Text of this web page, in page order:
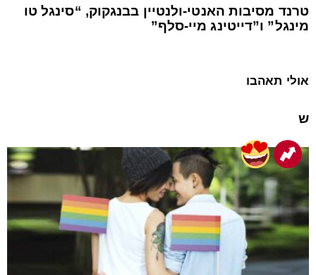
טרנד מסיבות האנטי-ולנטיין בבנגקוק, “סינגל טו
מינגל” ו”דייטינג מיי-סלף”
אולי תאהבו
ש